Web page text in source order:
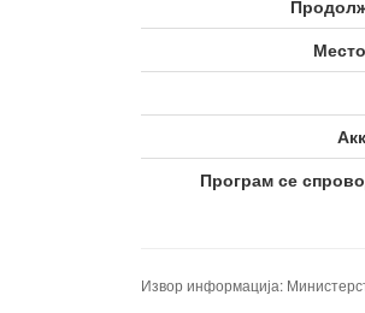
Програм се
Извор информација: